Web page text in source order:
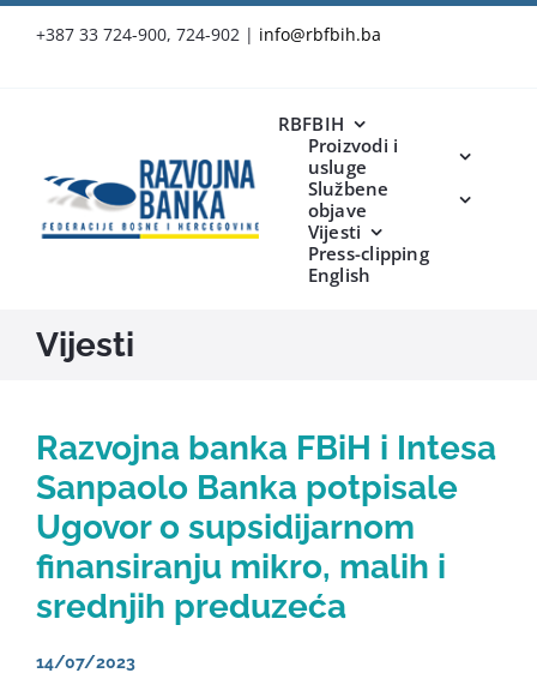
+387 33 724-900, 724-902 | info@rbfbih.ba
RBFBIH
Proizvodi i
usluge
Službene
objave
Vijesti
Press-clipping
English
Vijesti
Razvojna banka FBiH i Intesa
Sanpaolo Banka potpisale
Ugovor o supsidijarnom
finansiranju mikro, malih i
srednjih preduzeća
14/07/2023